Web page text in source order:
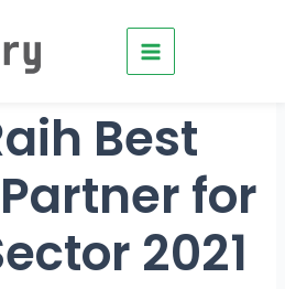
Best
for
2021